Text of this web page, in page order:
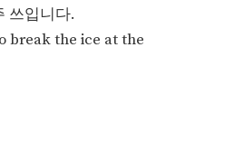
쓰입니다.
break the ice at the